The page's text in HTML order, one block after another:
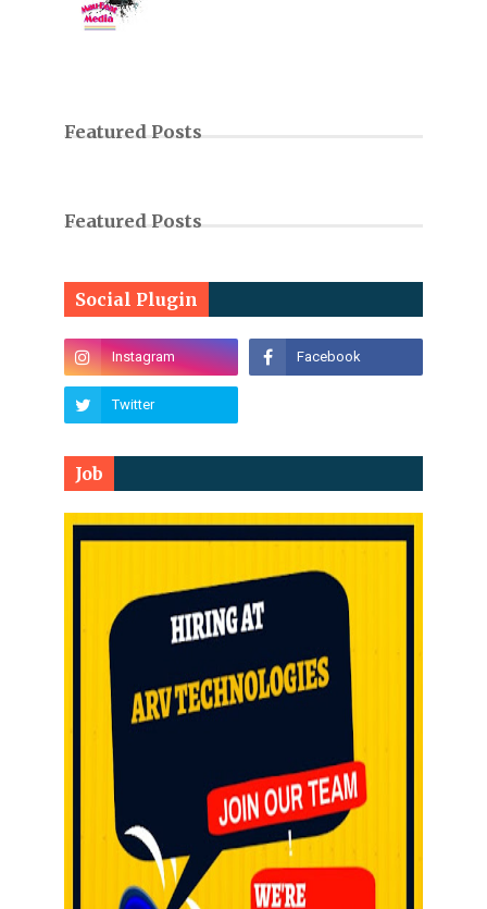
Featured Posts
Featured Posts
Social Plugin
Job